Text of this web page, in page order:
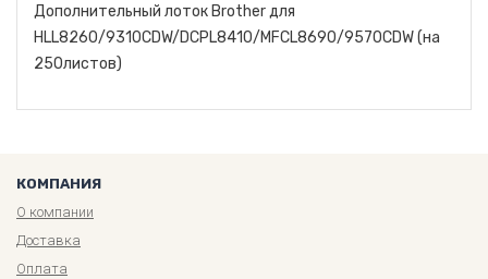
Дополнительный лоток Brother для
HLL8260/9310CDW/DCPL8410/MFCL8690/9570CDW (на
250листов)
КОМПАНИЯ
О компании
Доставка
Оплата